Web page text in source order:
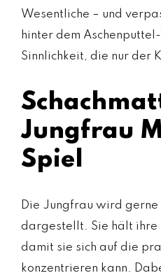
Wesentliche – und
hinter dem
Sinnlichkeit, die nur der
Jungfrau
Spiel
Die Jungfrau wird
dargestellt. Sie hält ihre
damit sie sich auf die
konzentrieren kann.